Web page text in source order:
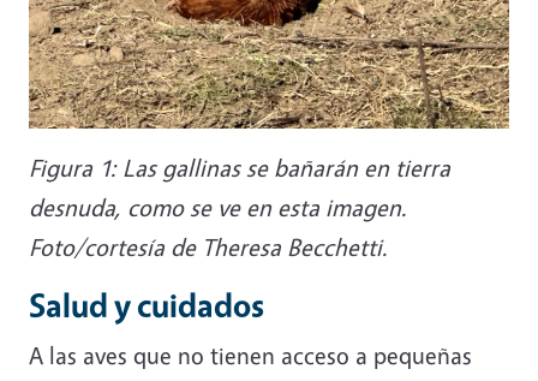
Figura 1: Las gallinas se bañarán en tierra
desnuda, como se ve en esta imagen.
Foto/cortesía de Theresa Becchetti.
Salud y cuidados
A las aves que no tienen acceso a pequeñas